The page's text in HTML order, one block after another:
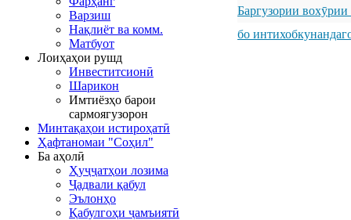
Баргузории
бо
Варзиш
Нақлиёт ва комм.
Матбуот
Лоиҳаҳои рушд
Инвеститсионӣ
Шарикон
Имтиёзҳо барои
сармоягузорон
Минтақаҳои истироҳатӣ
Ҳафтаномаи "Соҳил"
Ба аҳолӣ
Ҳуҷҷатҳои лозима
Ҷадвали қабул
Эълонҳо
Қабулгоҳи ҷамъиятӣ